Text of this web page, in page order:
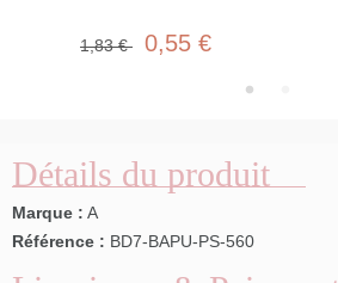
1,83 € 0,55 €
Détails du produit
Marque : A
Référence : BD7-BAPU-PS-560